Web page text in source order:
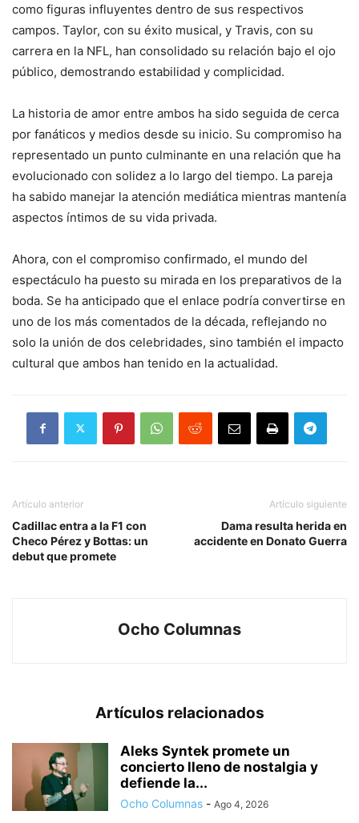
como figuras influyentes dentro de sus respectivos
campos. Taylor, con su éxito musical, y Travis, con su
carrera en la NFL, han consolidado su relación bajo el ojo
público, demostrando estabilidad y complicidad.
La historia de amor entre ambos ha sido seguida de cerca
por fanáticos y medios desde su inicio. Su compromiso ha
representado un punto culminante en una relación que ha
evolucionado con solidez a lo largo del tiempo. La pareja
ha sabido manejar la atención mediática mientras mantenía
aspectos íntimos de su vida privada.
Ahora, con el compromiso confirmado, el mundo del
espectáculo ha puesto su mirada en los preparativos de la
boda. Se ha anticipado que el enlace podría convertirse en
uno de los más comentados de la década, reflejando no
solo la unión de dos celebridades, sino también el impacto
cultural que ambos han tenido en la actualidad.
Artículo anterior
Cadillac entra a la F1 con
Checo Pérez y Bottas: un
debut que promete
Artículo siguiente
Dama resulta herida en
accidente en Donato Guerra
Ocho Columnas
Artículos relacionados
Aleks Syntek promete un
concierto lleno de nostalgia y
defiende la...
Ocho Columnas - Ago 4, 2026